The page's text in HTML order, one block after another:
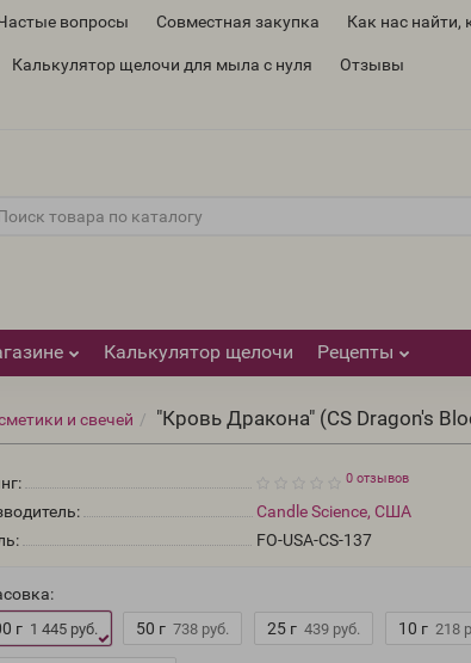
вопросы Совместная закупка Как нас найти,
Калькулятор щелочи для мыла с нуля Отзывы
Калькулятор щелочи Рецепты
и свечей "Кровь Дракона" (CS Dragon's
0 отзывов
Candle Science, США
FO-USA-CS-137
г 1 445 руб. 50 г 738 руб. 25 г 439 руб. 10 г 218